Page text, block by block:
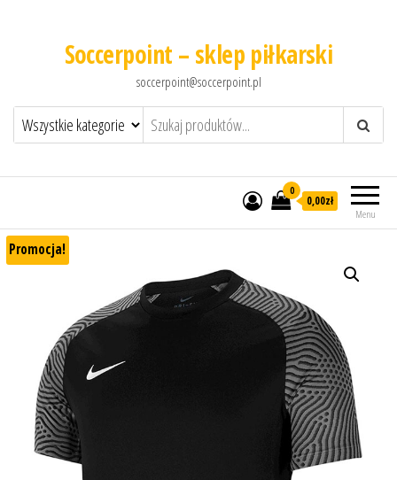
Soccerpoint – sklep piłkarski
soccerpoint@soccerpoint.pl
Menu
0
0,00zł
Promocja!